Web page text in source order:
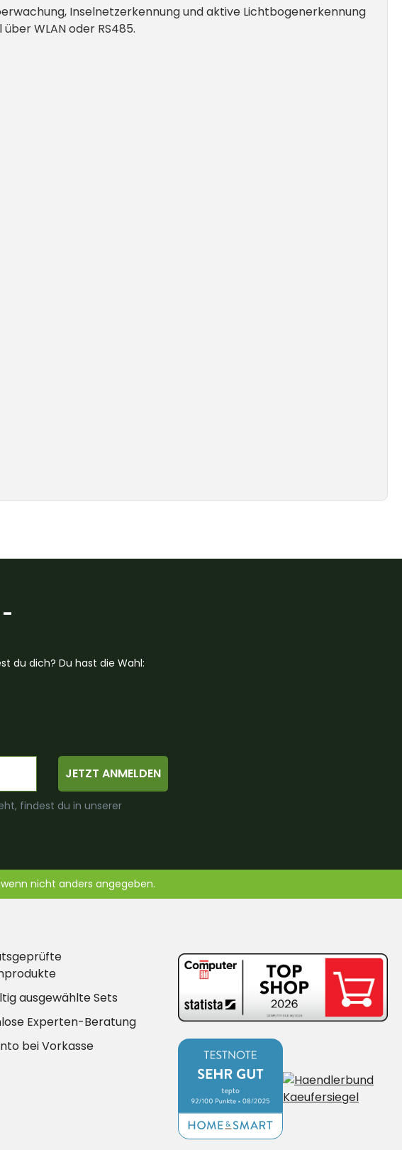
Inselnetzerkennung und aktive Lichtbogenerkennung
WLAN oder RS485.
-
du dich? Du hast die Wahl:
JETZT ANMELDEN
findest du in unserer
nicht anders angegeben.
ausgewählte Sets
Experten-Beratung
bei Vorkasse